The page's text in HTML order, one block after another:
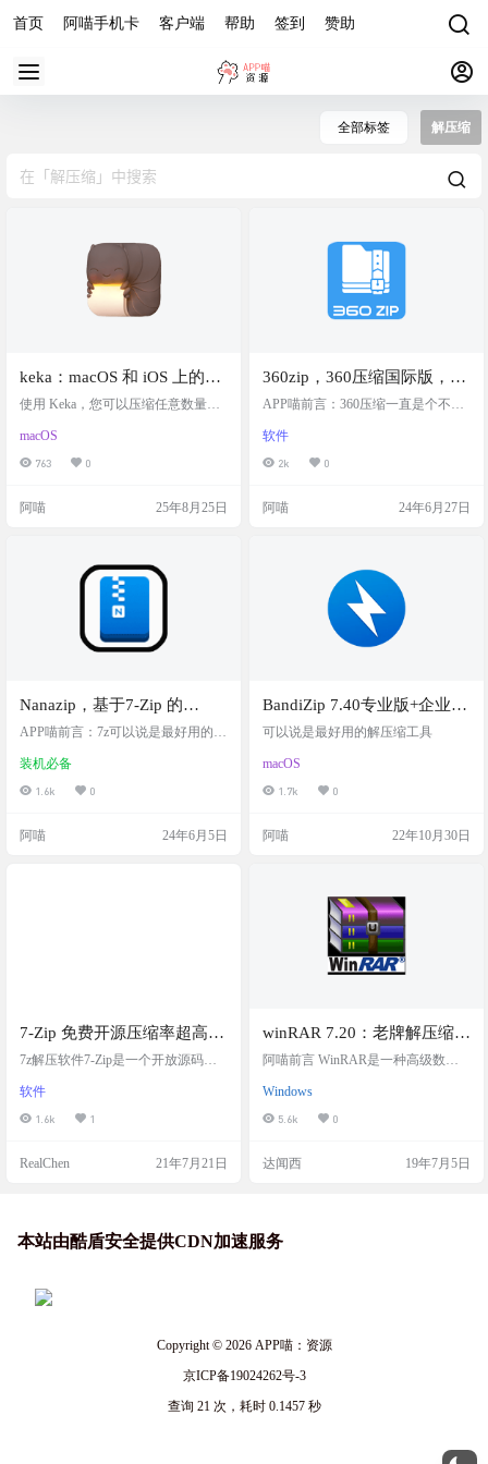
首页 阿喵手机卡 客户端 帮助 签到 赞助
全部标签 解压缩
keka：macOS 和 iOS 上的免
费开源解压缩工具，文件归
使用 Keka，您可以压缩任意数量的
加密文件，确保安全私密地存储和
共享。 软件截图 软件特色 如此简
并从那里使用。只需将文件和文件
重要 只需设置密码并创建高度加密
的文件即可安全共享。7z文件使用 A
macOS
763 0
阿喵 25年8月25日
360zip，360压缩国际版，干
净好用的解压缩软件
APP喵前言：360压缩一直是个不错
内嵌广告，不是弹窗就是捆绑全家
桶，大家都对360心生畏惧。不过，
了。 软件介绍 免费，安全，秒速的
购买而备受困扰。 安全 很多木马藏
在压缩包内进行传播，360Zip…
软件
2k 0
阿喵 24年6月27日
Nanazip，基于7-Zip 的
windows解压缩工具
APP喵前言：7z可以说是最好用的wi
源，只是简陋的外观让很多人止
步。今天阿喵就给大家分享一个基
p 的windows解压缩工具，开源免
装机必备
1.6k 0
阿喵 24年6月5日
BandiZip 7.40专业版+企业版
– 电脑端十分好用的解压缩
放，高速压缩
可以说是最好用的解压缩工具
macOS
1.7k 0
阿喵 22年10月30日
7-Zip 免费开源压缩率超高的
解压缩软件
7z解压软件7-Zip是一个开放源码的
作系统，Unix-like的操作系统如Linu
x与FreeBSD下面有7-zip的移植版本p
NU LGPL 许可协议下发布。部分代
软件
1.6k 1
RealChen 21年7月21日
winRAR 7.20：老牌解压缩工
具，最新官方简体中文/英文
烈火汉化版
阿喵前言 WinRAR是一种高级数据
包括 RAR、ZIP、CAB、ARJ、LZ
H、ACE、TAR、GZip、UUE、IS
案。WinRAR无疑是当今数据压缩和
以便于在互联网上共享。 ESET安全
研究院与202…
Windows
5.6k 0
达闻西 19年7月5日
本站由酷盾安全提供CDN加速服务
Copyright © 2026APP喵：资源
京ICP备19024262号-3
查询 21 次，耗时 0.1457 秒